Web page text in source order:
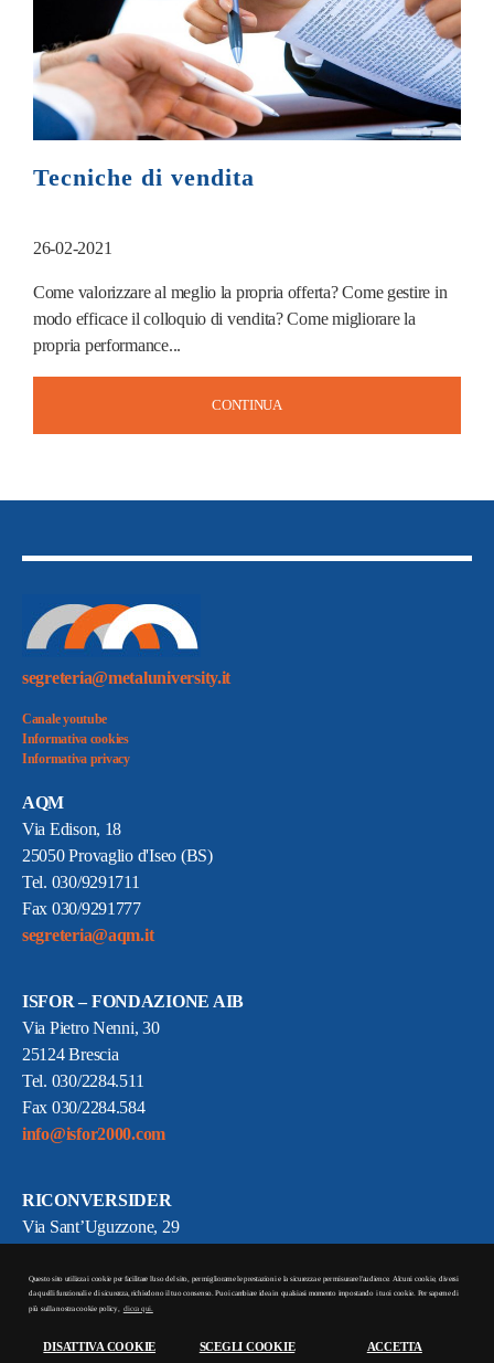
Questo sito utilizza i cookie per facilitare l'uso del sito, per migliorarne le prestazioni e la sicurezza e per misurare l'audience. Alcuni cookie, diversi
da quelli funzionali e di sicurezza, richiedono il tuo consenso. Puoi cambiare idea in qualsiasi momento impostando i tuoi cookie. Per saperne di
più sulla nostra cookie policy, clicca qui.
DISATTIVA COOKIE SCEGLI COOKIE ACCETTA
Tecniche di vendita
26-02-2021
Come valorizzare al meglio la propria offerta? Come gestire in
modo efficace il colloquio di vendita? Come migliorare la
propria performance...
CONTINUA
segreteria@metaluniversity.it
Canale youtube
Informativa cookies
Informativa privacy
AQM
Via Edison, 18
25050 Provaglio d'Iseo (BS)
Tel. 030/9291711
Fax 030/9291777
segreteria@aqm.it
ISFOR – FONDAZIONE AIB
Via Pietro Nenni, 30
25124 Brescia
Tel. 030/2284.511
Fax 030/2284.584
info@isfor2000.com
RICONVERSIDER
Via Sant’Uguzzone, 29
Tel. 02/66146600
info@riconversider.it